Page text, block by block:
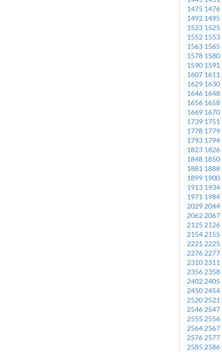
1475 1476
1492 1495
1523 1525
1552 1553
1563 1565
1578 1580
1590 1591
1607 1611
1629 1630
1646 1648
1656 1658
1669 1670
1739 1751
1778 1779
1793 1794
1823 1826
1848 1850
1881 1888
1899 1900
1913 1934
1971 1984
20292044
20622067
21252126
21542155
22212225
22762277
23102311
23562358
24022405
24502454
25202521
25462547
25552556
25642567
25762577
25852586